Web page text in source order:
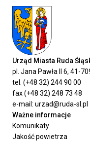
Urząd Miasta Ruda
pl. Jana Pawła II 6, 41-
tel. (+48 32) 244 90 00
fax (+48 32) 248 73 48
e-mail: urzad@ruda-sl.pl
Ważne informacje
Komunikaty
Jakość powietrza